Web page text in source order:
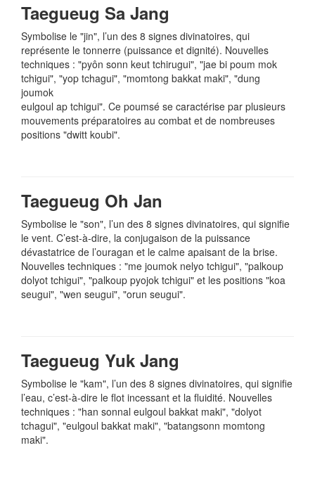
Taegueug Sa Jang
Symbolise le "jin", l’un des 8 signes divinatoires, qui
représente le tonnerre (puissance et dignité). Nouvelles
techniques : "pyôn sonn keut tchirugui", "jae bi poum mok
tchigui", "yop tchagui", "momtong bakkat maki", "dung
joumok
eulgoul ap tchigui". Ce poumsé se caractérise par plusieurs
mouvements préparatoires au combat et de nombreuses
positions "dwitt koubi".
Taegueug Oh Jan
Symbolise le "son", l’un des 8 signes divinatoires, qui signifie
le vent. C’est-à-dire, la conjugaison de la puissance
dévastatrice de l’ouragan et le calme apaisant de la brise.
Nouvelles techniques : "me joumok nelyo tchigui", "palkoup
dolyot tchigui", "palkoup pyojok tchigui" et les positions "koa
seugui", "wen seugui", "orun seugui".
Taegueug Yuk Jang
Symbolise le "kam", l’un des 8 signes divinatoires, qui signifie
l’eau, c’est-à-dire le flot incessant et la fluidité. Nouvelles
techniques : "han sonnal eulgoul bakkat maki", "dolyot
tchagui", "eulgoul bakkat maki", "batangsonn momtong
maki".